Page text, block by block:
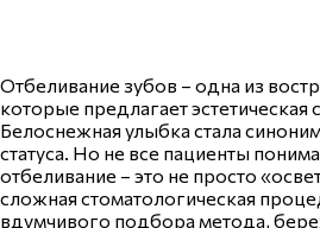
Отбеливание зубов – одна из
которые предлагает эстетическая
Белоснежная улыбка стала
статуса. Но не все пациенты
отбеливание – это не просто
сложная стоматологическая
вдумчивого подбора метода,